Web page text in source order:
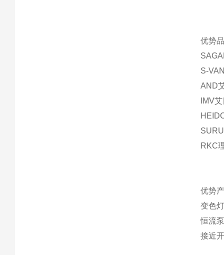
优势
S-
AND
IMV
RKC
优势
变色
恒流
接近